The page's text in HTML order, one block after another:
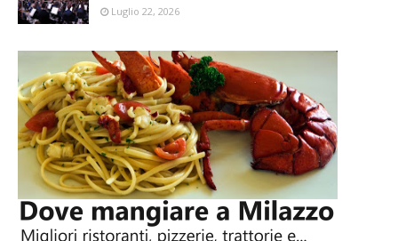
Luglio 22, 2026